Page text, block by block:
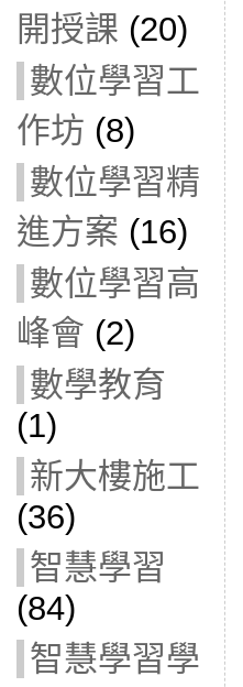
開授課 (20)
數位學習工
作坊 (8)
數位學習精
進方案 (16)
數位學習高
峰會 (2)
數學教育
(1)
新大樓施工
(36)
智慧學習
(84)
智慧學習學